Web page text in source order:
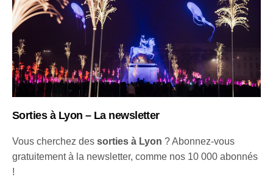
Sorties à Lyon – La newsletter
Vous cherchez dessorties à Lyon ? Abonnez-vous
gratuitement à la newsletter, comme nos 10 000 abonnés
!